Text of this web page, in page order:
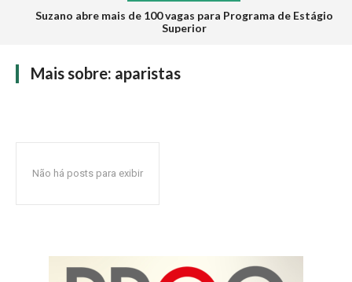
Suzano abre mais de 100 vagas para Programa de Estágio
Superior
Mais sobre: aparistas
Não há posts para exibir